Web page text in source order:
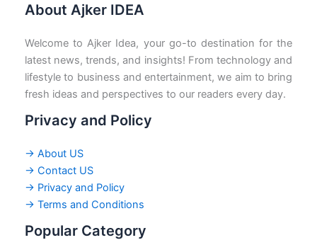
About Ajker IDEA
Welcome to Ajker Idea, your go-to destination for the
latest news, trends, and insights! From technology and
lifestyle to business and entertainment, we aim to bring
fresh ideas and perspectives to our readers every day.
Privacy and Policy
→ About US
→ Contact US
→ Privacy and Policy
→ Terms and Conditions
Popular Category